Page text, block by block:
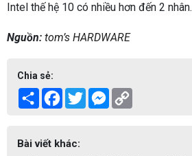
Intel thế hệ 10 có nhiều hơn đến 2 nhân.
Nguồn: tom’s HARDWARE
Chia sẻ:
Share Facebook
TwitterMessenger
Bài viết khác: